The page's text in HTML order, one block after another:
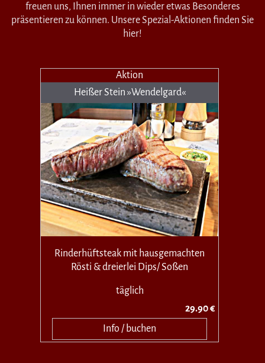
freuen uns, Ihnen immer in wieder etwas Besonderes
präsentieren zu können. Unsere Spezial-Aktionen finden Sie
hier!
Aktion
Heißer Stein »Wendelgard«
Rinderhüftsteak mit hausgemachten
Rösti & dreierlei Dips/ Soßen
täglich
29.90 €
Info / buchen